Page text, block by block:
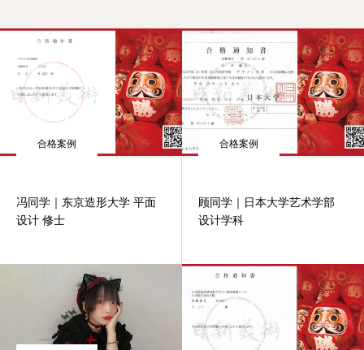
合格案例
冯同学｜东京造形大学 平面
设计 修士
合格案例
顾同学｜日本大学艺术学部
设计学科